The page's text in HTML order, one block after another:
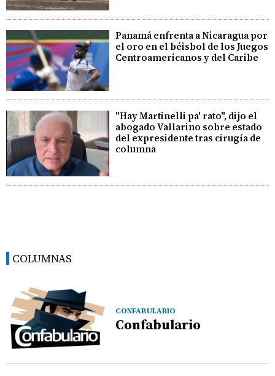
Panamá enfrenta a Nicaragua por
el oro en el béisbol de los Juegos
Centroamericanos y del Caribe
"Hay Martinelli pa' rato", dijo el
abogado Vallarino sobre estado
del expresidente tras cirugía de
columna
COLUMNAS
CONFABULARIO
Confabulario